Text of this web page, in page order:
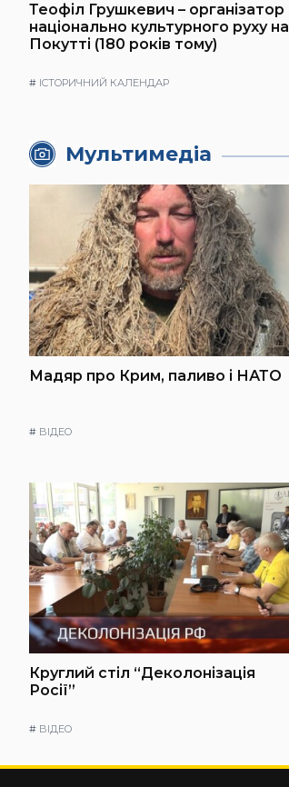
Теофіл Грушкевич – організатор
національно культурного руху на
Покутті (180 років тому)
# ІСТОРИЧНИЙ КАЛЕНДАР
Мультимедіа
Мадяр про Крим, паливо і НАТО
# ВІДЕО
Круглий стіл “Деколонізація
Росії”
# ВІДЕО